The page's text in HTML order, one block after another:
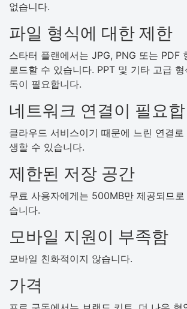
없습니다.
파일 형식에 대한 제한
스타터 플랜에서는 JPG, PNG 또는 PDF
로드할 수 있습니다. PPT 및 기타 고급
독이 필요합니다.
네트워크 연결이 필요
클라우드 서비스이기 때문에 느린 연결
생할 수 있습니다.
제한된 저장 공간
무료 사용자에게는 500MB만 제공되므
습니다.
모바일 지원이 부족함
모바일 친화적이지 않습니다.
가격